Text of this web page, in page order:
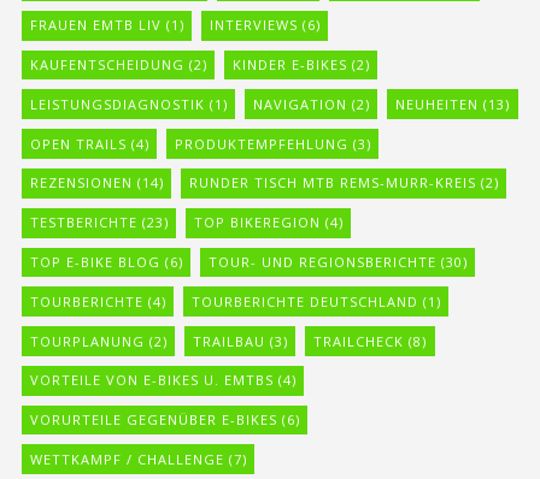
FRAUEN EMTB LIV (1) INTERVIEWS (6)
KAUFENTSCHEIDUNG (2) KINDER E-BIKES (2)
LEISTUNGSDIAGNOSTIK (1) NAVIGATION (2) NEUHEITEN (13)
OPEN TRAILS (4) PRODUKTEMPFEHLUNG (3)
REZENSIONEN (14) RUNDER TISCH MTB REMS-MURR-KREIS (2)
TESTBERICHTE (23) TOP BIKEREGION (4)
TOP E-BIKE BLOG (6) TOUR- UND REGIONSBERICHTE (30)
TOURBERICHTE (4) TOURBERICHTE DEUTSCHLAND (1)
TOURPLANUNG (2) TRAILBAU (3) TRAILCHECK (8)
VORTEILE VON E-BIKES U. EMTBS (4)
VORURTEILE GEGENÜBER E-BIKES (6)
WETTKAMPF / CHALLENGE (7)